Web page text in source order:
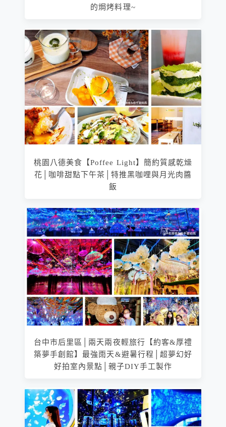
的焗烤料理~
桃園八德美食【Poffee Light】簡約質感乾燥
花│咖啡甜點下午茶│特推黑咖哩與月光肉醬
飯
台中市后里區│兩天兩夜輕旅行【約客&厚禮
築夢手創館】最強雨天&避暑行程│超夢幻好
好拍室內景點│親子DIY手工製作